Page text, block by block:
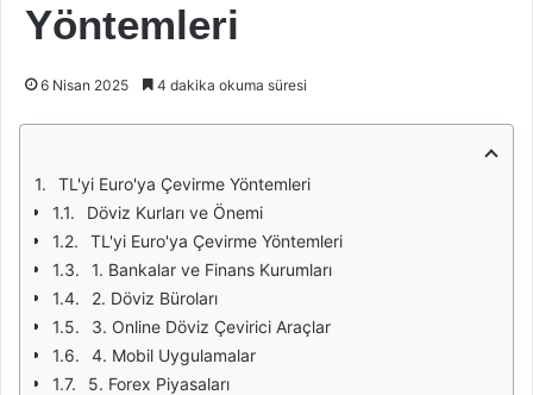
Yöntemleri
6 Nisan 2025 4 dakika okuma süresi
TL'yi Euro'ya Çevirme Yöntemleri
Döviz Kurları ve Önemi
TL'yi Euro'ya Çevirme Yöntemleri
1. Bankalar ve Finans Kurumları
2. Döviz Büroları
3. Online Döviz Çevirici Araçlar
4. Mobil Uygulamalar
5. Forex Piyasaları